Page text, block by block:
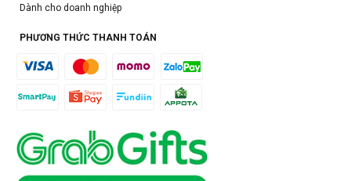
Dành cho doanh nghiệp
PHƯƠNG THỨC THANH TOÁN